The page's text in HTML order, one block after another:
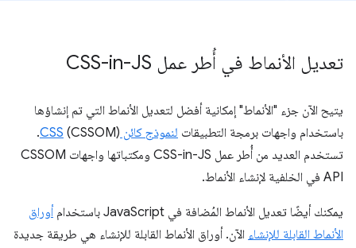
تعديل الأنماط في أُطر عمل CSS-in-JS
يتيح الآن جزء "الأنماط" إمكانية أفضل لتعديل الأنماط التي تم إنشاؤها
باستخدام واجهات برمجة التطبيقات لنموذج كائن CSS
(CSSOM).
تستخدم العديد من أُطر عمل CSS-in-JS ومكتباتها واجهات CSSOM
API في الخلفية لإنشاء الأنماط.
يمكنك أيضًا تعديل الأنماط المُضافة في JavaScript باستخدام
أوراق
الأنماط القابلة للإنشاء الآن. أوراق الأنماط القابلة للإنشاء هي طريقة جديدة